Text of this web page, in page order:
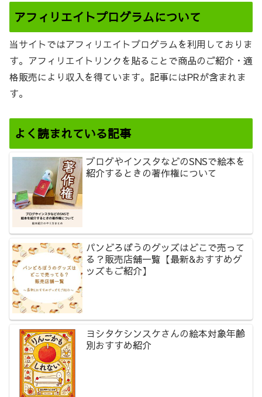
アフィリエイトプログラムについて
当サイトではアフィリエイトプログラムを利用しておりま
す。アフィリエイトリンクを貼ることで商品のご紹介・適
格販売により収入を得ています。記事にはPRが含まれま
す。
よく読まれている記事
ブログやインスタなどのSNSで絵本を
紹介するときの著作権について
パンどろぼうのグッズはどこで売って
る？販売店舗一覧【最新&おすすめグ
ッズもご紹介】
ヨシタケシンスケさんの絵本対象年齢
別おすすめ紹介